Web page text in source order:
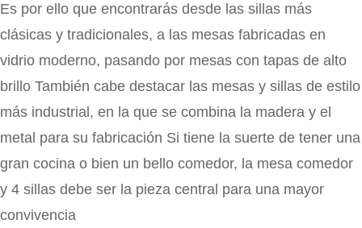
Es por ello que encontrarás desde las sillas más
clásicas y tradicionales, a las mesas fabricadas en
vidrio moderno, pasando por mesas con tapas de alto
brillo También cabe destacar las mesas y sillas de estilo
más industrial, en la que se combina la madera y el
metal para su fabricación Si tiene la suerte de tener una
gran cocina o bien un bello comedor, la mesa comedor
y 4 sillas debe ser la pieza central para una mayor
convivencia